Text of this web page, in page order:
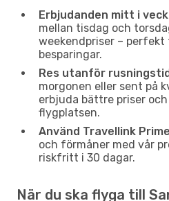
Erbjudanden mitt i
mellan tisdag och
weekendpriser –
besparingar.
Res utanför
morgonen eller sent på
erbjuda bättre priser
flygplatsen.
Använd Travellink
och förmåner med vår
riskfritt i 30 dagar.
När du ska flyga till